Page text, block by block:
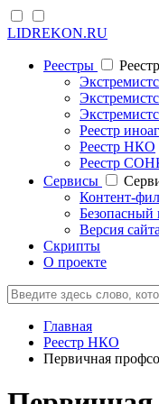
LIDREKON.RU
Реестры
Реестр
Реестр НКО
Реестр
Cервисы
Контент-
Безопасный
Версия
Скрипты
О проекте
Главная
Реестр НКО
Первичная